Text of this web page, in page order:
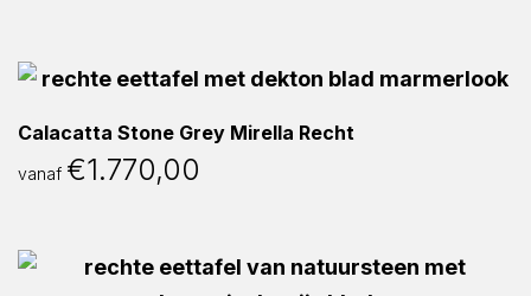
Calacatta Stone Grey Mirella Recht
vanaf €1.770,00